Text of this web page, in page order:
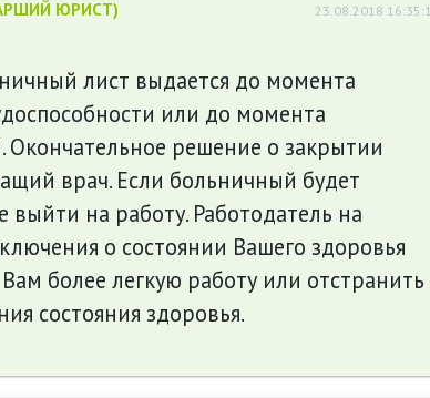
ЮРИСТ) 23.08.2018
лист выдается до момента
или до момента
Окончательное решение о закрытии
врач. Если больничный будет
на работу. Работодатель на
о состоянии Вашего здоровья
более легкую работу или отстранить
состояния здоровья.